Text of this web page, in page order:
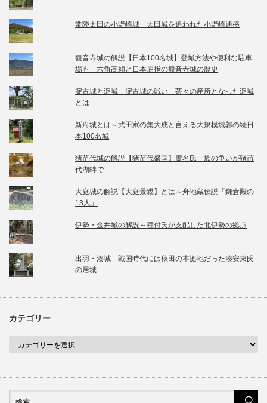
常陸太田の小野崎城 太田城を追われた小野崎通盛
観音寺城の解説【日本100名城】登城方法や便利な駐車
場も 六角高頼と日本屈指の観音寺城の歴史
淀古城と淀城 淀古城の戦い 茶々の産所となった淀城
とは
新府城とは～武田家の集大成と言える大規模城郭の続日
本100名城
猪苗代城の解説【猪苗代盛国】蘆名氏一族の争いが猪苗
代湖畔で
大庭城の解説【大庭景親】とは～舟地蔵伝説「鎌倉殿の
13人」
伊勢・金井城の解説～種付氏が支配した北伊勢の拠点
出羽・湊城 戦国時代には秋田の本拠地だった湊安東氏
の居城
カテゴリー